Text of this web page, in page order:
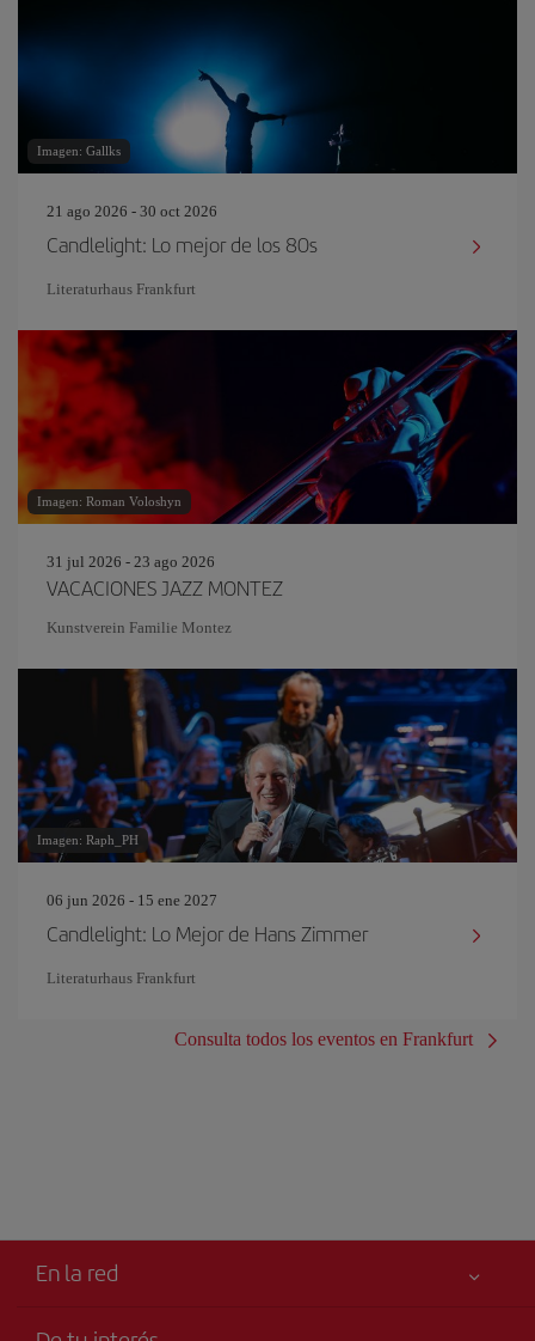
Imagen: Gallks
21 ago 2026 - 30 oct 2026
Candlelight: Lo mejor de los 80s
Literaturhaus Frankfurt
Imagen: Roman Voloshyn
31 jul 2026 - 23 ago 2026
VACACIONES JAZZ MONTEZ
Kunstverein Familie Montez
Imagen: Raph_PH
06 jun 2026 - 15 ene 2027
Candlelight: Lo Mejor de Hans Zimmer
Literaturhaus Frankfurt
Consulta todos los eventos en Frankfurt
En la red